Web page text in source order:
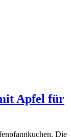
Apfel für
Die